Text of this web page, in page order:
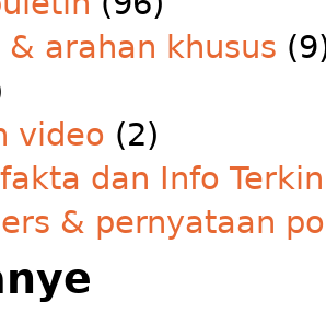
& arahan khusus
video (2)
dan Info
& pernyataan